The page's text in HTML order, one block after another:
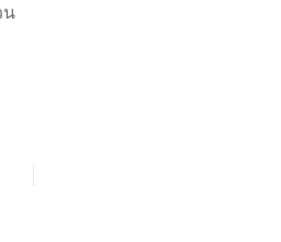
น